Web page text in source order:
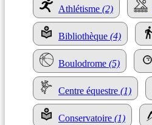
Athlétisme (2)
Bibliothèque (4)
Boulodrome (5)
Centre équestre (1)
Conservatoire (1)